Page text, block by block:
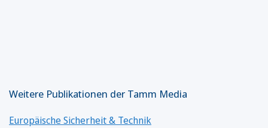
Weitere Publikationen der Tamm Media
Europäische Sicherheit & Technik